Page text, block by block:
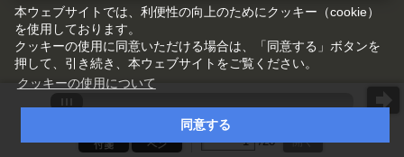
本ウェブサイトでは、利便性の向上のためにクッキー（cookie）
を使用しております。
クッキーの使用に同意いただける場合は、「同意する」ボタンを
押して、引き続き、本ウェブサイトをご覧ください。
クッキーの使用について
同意する
付箋 ペン
ページ番号を入力
/28 開く